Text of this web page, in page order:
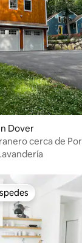
Dover
cerca de
entre